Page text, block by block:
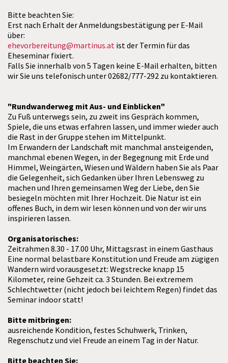
Bitte beachten Sie:
Erst nach Erhalt der Anmeldungsbestätigung per E-Mail
über:
ehevorbereitung@martinus.at ist der Termin für das
Eheseminar fixiert.
Falls Sie innerhalb von 5 Tagen keine E-Mail erhalten, bitten
wir Sie uns telefonisch unter 02682/777-292 zu kontaktieren.
"Rundwanderweg mit Aus- und Einblicken"
Zu Fuß unterwegs sein, zu zweit ins Gespräch kommen,
Spiele, die uns etwas erfahren lassen, und immer wieder auch
die Rast in der Gruppe stehen im Mittelpunkt.
Im Erwandern der Landschaft mit manchmal ansteigenden,
manchmal ebenen Wegen, in der Begegnung mit Erde und
Himmel, Weingärten, Wiesen und Wäldern haben Sie als Paar
die Gelegenheit, sich Gedanken über Ihren Lebensweg zu
machen und Ihren gemeinsamen Weg der Liebe, den Sie
besiegeln möchten mit Ihrer Hochzeit. Die Natur ist ein
offenes Buch, in dem wir lesen können und von der wir uns
inspirieren lassen.
Organisatorisches:
Zeitrahmen 8.30 - 17.00 Uhr, Mittagsrast in einem Gasthaus
Eine normal belastbare Konstitution und Freude am zügigen
Wandern wird vorausgesetzt: Wegstrecke knapp 15
Kilometer, reine Gehzeit ca. 3 Stunden. Bei extremem
Schlechtwetter (nicht jedoch bei leichtem Regen) findet das
Seminar indoor statt!
Bitte mitbringen:
ausreichende Kondition, festes Schuhwerk, Trinken,
Regenschutz und viel Freude an einem Tag in der Natur.
Bitte beachten Sie: